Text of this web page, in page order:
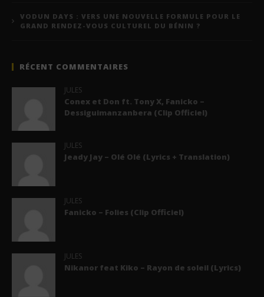
VODUN DAYS : VERS UNE NOUVELLE FORMULE POUR LE
GRAND RENDEZ-VOUS CULTUREL DU BÉNIN ?
RÉCENT COMMENTAIRES
JULES
Conex et Don ft. Tony X, Fanicko –
Dessiguimanzanbera (Clip Officiel)
JULES
Jeady Jay – Olé Olé (Lyrics + Translation)
JULES
Fanicko – Folies (Clip Officiel)
JULES
Nikanor feat Kiko – Rayon de soleil (Lyrics)